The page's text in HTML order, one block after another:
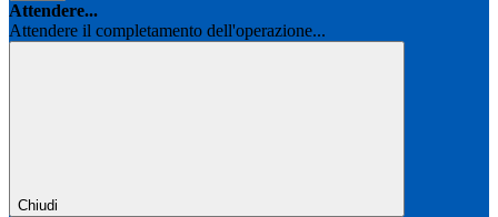
Attendere...
Attendere il completamento dell'operazione...
Chiudi